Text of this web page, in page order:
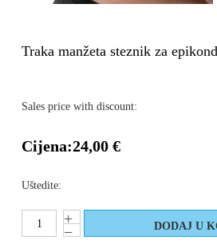
Traka manžeta steznik za
Sales price with discount:
Cijena:24,00 €
Uštedite: